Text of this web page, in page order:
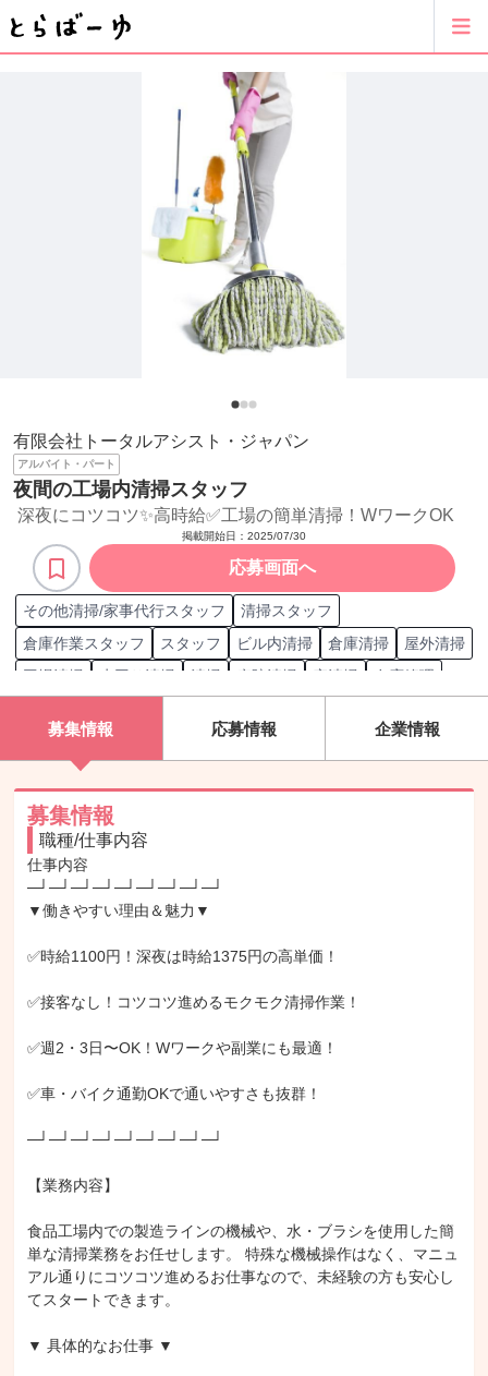
有限会社トータルアシスト・ジャパン
アルバイト・パート
夜間の工場内清掃スタッフ
深夜にコツコツ✨高時給✅工場の簡単清掃！WワークOK
掲載開始日： 2025/07/30
応募画面へ
その他清掃/家事代行スタッフ
清掃スタッフ
倉庫作業スタッフ
スタッフ ビル内清掃 倉庫清掃
屋外清掃
工場清掃
水回り清掃 清掃 病院清掃 窓清掃
在庫管理
オフィスビル清掃
募集情報 応募情報 企業情報
募集情報
職種/仕事内容
仕事内容
─┘─┘─┘─┘─┘─┘─┘─┘─┘
▼働きやすい理由＆魅力▼
✅時給1100円！深夜は時給1375円の高単価！
✅接客なし！コツコツ進めるモクモク清掃作業！
✅週2・3日〜OK！Wワークや副業にも最適！
✅車・バイク通勤OKで通いやすさも抜群！
─┘─┘─┘─┘─┘─┘─┘─┘─┘
【業務内容】
食品工場内での製造ラインの機械や、水・ブラシを使用した簡
単な清掃業務をお任せします。 特殊な機械操作はなく、マニュ
アル通りにコツコツ進めるお仕事なので、未経験の方も安心し
てスタートできます。
▼ 具体的なお仕事 ▼